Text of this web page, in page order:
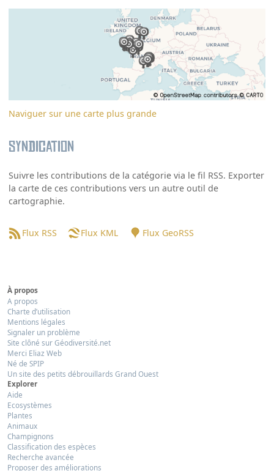
Naviguer sur une carte plus grande
Syndication
Suivre les contributions de la catégorie via le fil RSS. Exporter
la carte de ces contributions vers un autre outil de
cartographie.
Flux RSS Flux KML Flux GeoRSS
À propos
A propos
Charte d’utilisation
Mentions légales
Signaler un problème
Site clôné sur Géodiversité.net
Merci Eliaz Web
Né de SPIP
Un site des petits débrouillards Grand Ouest
Explorer
Aide
Ecosystèmes
Plantes
Animaux
Champignons
Classification des espèces
Recherche avancée
Proposer des améliorations